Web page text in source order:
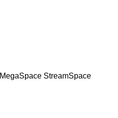
MegaSpace StreamSpace